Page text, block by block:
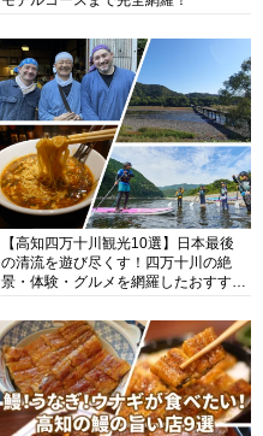
【高知四万十川観光10選】日本最後
の清流を遊び尽くす！四万十川の絶
景・体験・グルメを網羅したおすすめ